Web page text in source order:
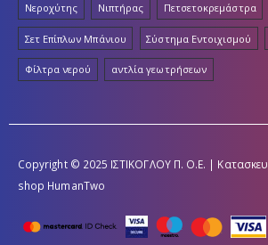
Νεροχύτης Νιπτήρας Πετσετοκρεμάστρα
Σετ Επίπλων Μπάνιου Σύστημα Εντοιχισμού
Φίλτρα νερού αντλία γεωτρήσεων
Copyright © 2025 ΙΣΤΙΚΟΓΛΟΥ Π. Ο.Ε. |
shop HumanTwo